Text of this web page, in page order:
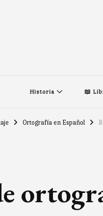
Historia 📖
Ortografía en Español